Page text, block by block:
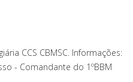
CCS CBMSC. Informações:
- Comandante do 1ºBBM